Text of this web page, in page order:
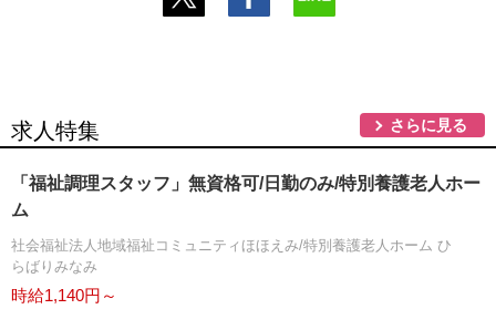
求人特集 さらに見る
「福祉調理スタッフ」無資格可/日勤のみ/特別養護老人ホー
ム
社会福祉法人地域福祉コミュニティほほえみ/特別養護老人ホーム ひ
らばりみなみ
時給1,140円～